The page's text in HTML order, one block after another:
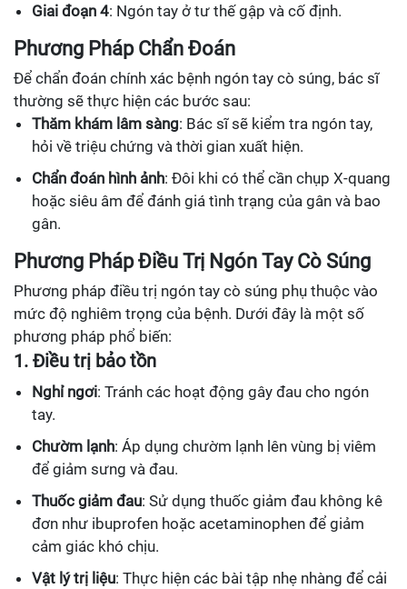
Giai đoạn 4: Ngón tay ở tư thế gập và cố định.
Phương Pháp Chẩn Đoán
Để chẩn đoán chính xác bệnh ngón tay cò súng, bác sĩ
thường sẽ thực hiện các bước sau:
Thăm khám lâm sàng: Bác sĩ sẽ kiểm tra ngón tay,
hỏi về triệu chứng và thời gian xuất hiện.
Chẩn đoán hình ảnh: Đôi khi có thể cần chụp X-quang
hoặc siêu âm để đánh giá tình trạng của gân và bao
gân.
Phương Pháp Điều Trị Ngón Tay Cò Súng
Phương pháp điều trị ngón tay cò súng phụ thuộc vào
mức độ nghiêm trọng của bệnh. Dưới đây là một số
phương pháp phổ biến:
1. Điều trị bảo tồn
Nghỉ ngơi: Tránh các hoạt động gây đau cho ngón
tay.
Chườm lạnh: Áp dụng chườm lạnh lên vùng bị viêm
để giảm sưng và đau.
Thuốc giảm đau: Sử dụng thuốc giảm đau không kê
đơn như ibuprofen hoặc acetaminophen để giảm
cảm giác khó chịu.
Vật lý trị liệu: Thực hiện các bài tập nhẹ nhàng để cải